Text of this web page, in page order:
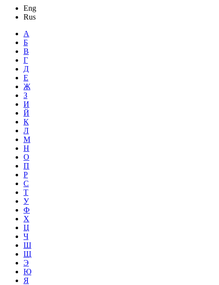
Eng
Rus
А
Б
В
Г
Д
Е
Ж
З
И
Й
К
Л
М
Н
О
П
Р
С
Т
У
Ф
Х
Ц
Ч
Ш
Щ
Э
Ю
Я